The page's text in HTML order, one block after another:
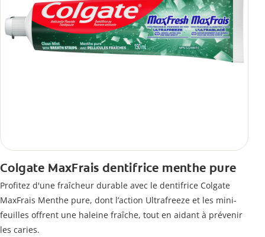
Colgate MaxFrais dentifrice menthe pure
Profitez d'une fraîcheur durable avec le dentifrice Colgate
MaxFrais Menthe pure, dont l’action Ultrafreeze et les mini-
feuilles offrent une haleine fraîche, tout en aidant à prévenir
les caries.